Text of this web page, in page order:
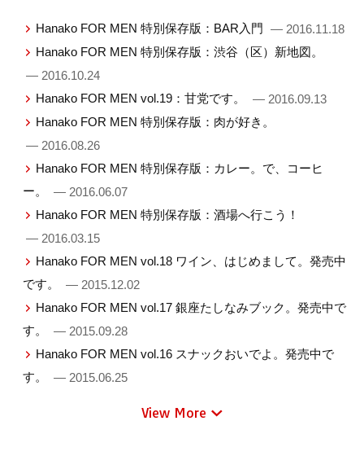
Hanako FOR MEN 特別保存版：BAR入門
— 2016.11.18
Hanako FOR MEN 特別保存版：渋谷（区）新地図。
— 2016.10.24
Hanako FOR MEN vol.19：甘党です。
— 2016.09.13
Hanako FOR MEN 特別保存版：肉が好き。
— 2016.08.26
Hanako FOR MEN 特別保存版：カレー。で、コーヒ
ー。
— 2016.06.07
Hanako FOR MEN 特別保存版：酒場へ行こう！
— 2016.03.15
Hanako FOR MEN vol.18 ワイン、はじめまして。発売中
です。
— 2015.12.02
Hanako FOR MEN vol.17 銀座たしなみブック。発売中で
す。
— 2015.09.28
Hanako FOR MEN vol.16 スナックおいでよ。発売中で
す。
— 2015.06.25
View More